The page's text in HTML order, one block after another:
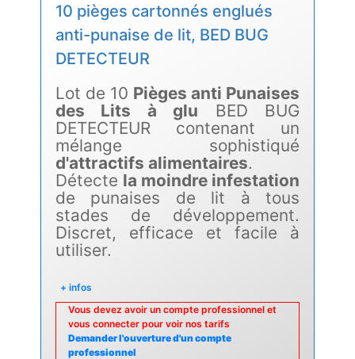
10 pièges cartonnés englués
anti-punaise de lit, BED BUG
DETECTEUR
Lot de 10 Pièges anti Punaises
des Lits à glu BED BUG
DETECTEUR contenant un
mélange sophistiqué
d'attractifs alimentaires.
Détecte la moindre infestation
de punaises de lit à tous
stades de développement.
Discret, efficace et facile à
utiliser.
+ infos
Vous devez avoir un compte professionnel et
vous connecter pour voir nos tarifs
Demander l'ouverture d'un compte
professionnel